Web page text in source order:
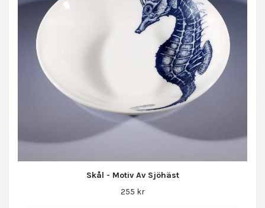
Skål - Motiv Av Sjöhäst
255 kr